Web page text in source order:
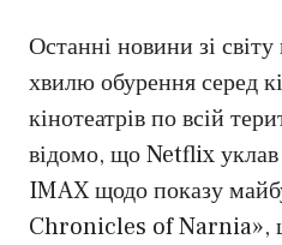
Останні новини зі
хвилю обурення серед
кінотеатрів по всій
відомо, що Netflix
IMAX щодо показу
Chronicles of Narnia»,